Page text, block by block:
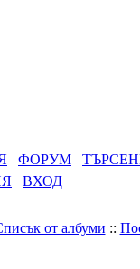
ФОРУМ
ВХОД
от албуми ::